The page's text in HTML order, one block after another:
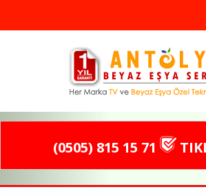
(0505) 815 15 71